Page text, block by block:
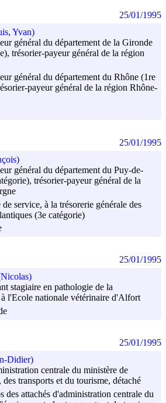
Yvan)
général du département de la Gironde
trésorier-payeur général de la région
général du département du Rhône (1re
payeur général de la région Rhône-
25/01/1995
général du département du Puy-de-
trésorier-payeur général de la
de service, à la trésorerie générale des
(3e catégorie)
25/01/1995
stagiaire en pathologie de la
l'Ecole nationale vétérinaire d'Alfort
25/01/1995
Didier)
centrale du ministère de
transports et du tourisme, détaché
des attachés d'administration centrale du
25/01/1995